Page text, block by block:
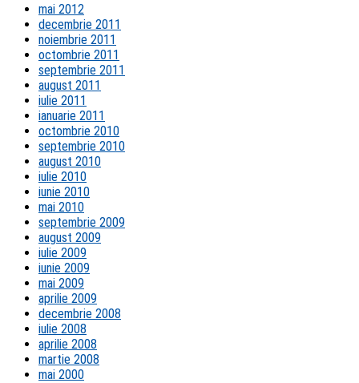
mai 2012
decembrie 2011
noiembrie 2011
octombrie 2011
septembrie 2011
august 2011
iulie 2011
ianuarie 2011
octombrie 2010
septembrie 2010
august 2010
iulie 2010
iunie 2010
mai 2010
septembrie 2009
august 2009
iulie 2009
iunie 2009
mai 2009
aprilie 2009
decembrie 2008
iulie 2008
aprilie 2008
martie 2008
mai 2000